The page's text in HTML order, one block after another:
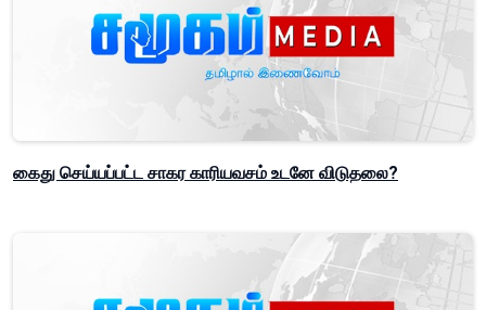
கைது செய்யப்பட்ட சாகர காரியவசம் உடனே விடுதலை?